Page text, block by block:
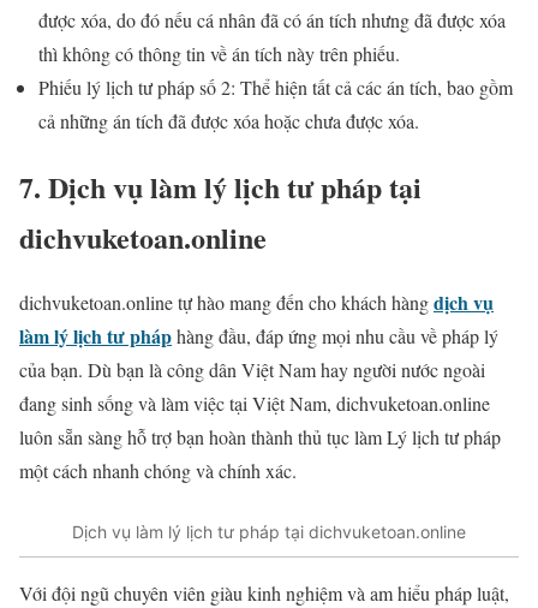
được xóa, do đó nếu cá nhân đã có án tích nhưng đã được xóa
thì không có thông tin về án tích này trên phiếu.
Phiếu lý lịch tư pháp số 2: Thể hiện tất cả các án tích, bao gồm
cả những án tích đã được xóa hoặc chưa được xóa.
7. Dịch vụ làm lý lịch tư pháp tại
dichvuketoan.online
dichvuketoan.online tự hào mang đến cho khách hàngdịch vụ
làm lý lịch tư pháphàng đầu, đáp ứng mọi nhu cầu về pháp lý
của bạn. Dù bạn là công dân Việt Nam hay người nước ngoài
đang sinh sống và làm việc tại Việt Nam, dichvuketoan.online
luôn sẵn sàng hỗ trợ bạn hoàn thành thủ tục làm Lý lịch tư pháp
một cách nhanh chóng và chính xác.
Dịch vụ làm lý lịch tư pháp tại dichvuketoan.online
Với đội ngũ chuyên viên giàu kinh nghiệm và am hiểu pháp luật,